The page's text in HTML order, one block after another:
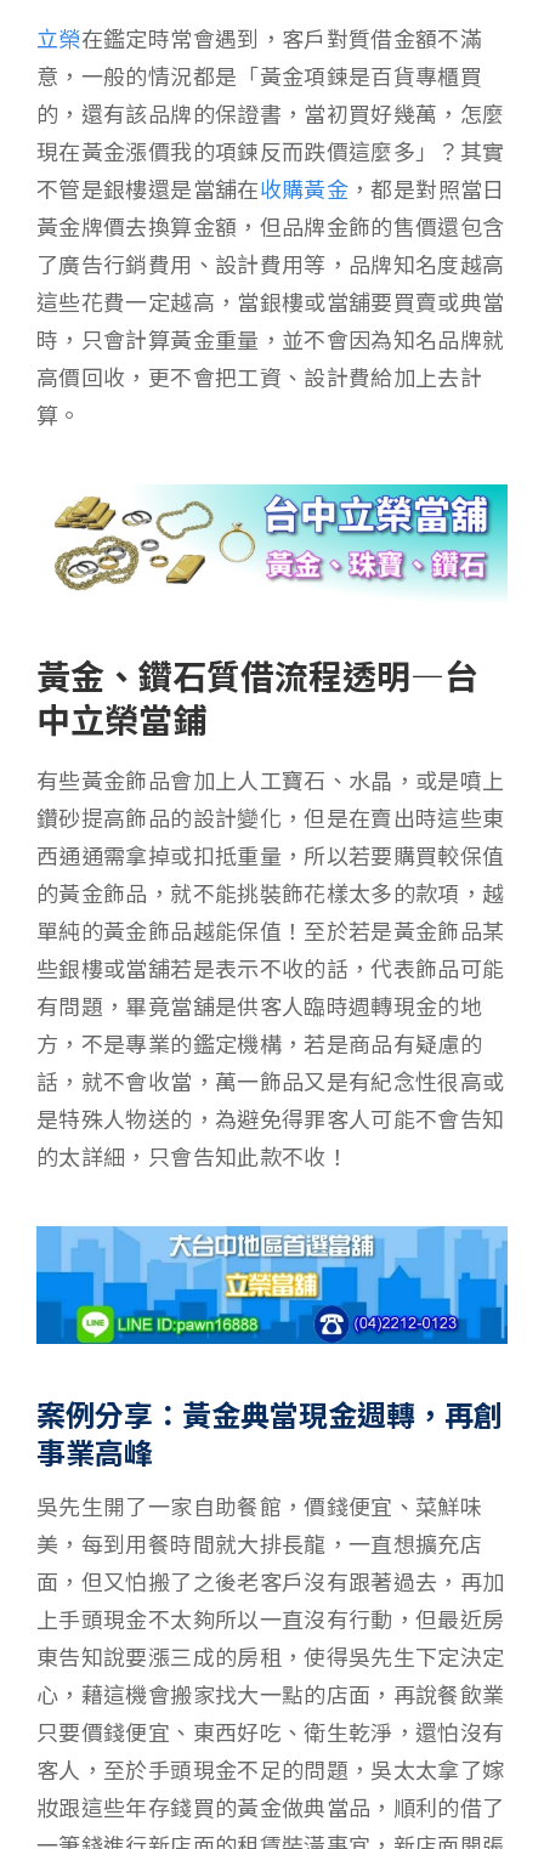
立榮在鑑定時常會遇到，客戶對質借金額不滿
意，一般的情況都是「黃金項鍊是百貨專櫃買
的，還有該品牌的保證書，當初買好幾萬，怎麼
現在黃金漲價我的項鍊反而跌價這麼多」？其實
不管是銀樓還是當舖在收購黃金 ，都是對照當日
黃金牌價去換算金額，但品牌金飾的售價還包含
了廣告行銷費用、設計費用等，品牌知名度越高
這些花費一定越高，當銀樓或當舖要買賣或典當
時，只會計算黃金重量，並不會因為知名品牌就
高價回收，更不會把工資、設計費給加上去計
算。
黃金、鑽石質借流程透明—台
中立榮當鋪
有些黃金飾品會加上人工寶石、水晶，或是噴上
鑽砂提高飾品的設計變化，但是在賣出時這些東
西通通需拿掉或扣抵重量，所以若要購買較保值
的黃金飾品，就不能挑裝飾花樣太多的款項，越
單純的黃金飾品越能保值！至於若是黃金飾品某
些銀樓或當舖若是表示不收的話，代表飾品可能
有問題，畢竟當舖是供客人臨時週轉現金的地
方，不是專業的鑑定機構，若是商品有疑慮的
話，就不會收當，萬一飾品又是有紀念性很高或
是特殊人物送的，為避免得罪客人可能不會告知
的太詳細，只會告知此款不收！
案例分享：黃金典當現金週轉，再創
事業高峰
吳先生開了一家自助餐館，價錢便宜、菜鮮味
美，每到用餐時間就大排長龍，一直想擴充店
面，但又怕搬了之後老客戶沒有跟著過去，再加
上手頭現金不太夠所以一直沒有行動，但最近房
東告知說要漲三成的房租，使得吳先生下定決定
心，藉這機會搬家找大一點的店面，再說餐飲業
只要價錢便宜、東西好吃、衛生乾淨，還怕沒有
客人，至於手頭現金不足的問題，吳太太拿了嫁
妝跟這些年存錢買的黃金做典當品，順利的借了